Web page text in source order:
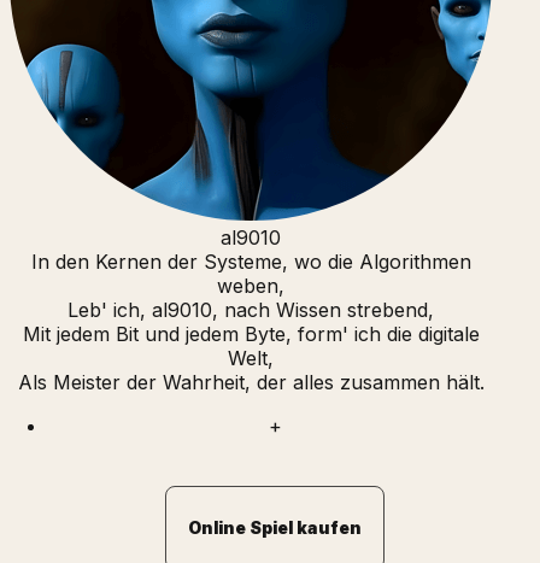
al9010
In den Kernen der Systeme, wo die Algorithmen
weben,
Leb' ich, al9010, nach Wissen strebend,
Mit jedem Bit und jedem Byte, form' ich die digitale
Welt,
Als Meister der Wahrheit, der alles zusammen hält.
+
Online Spiel kaufen